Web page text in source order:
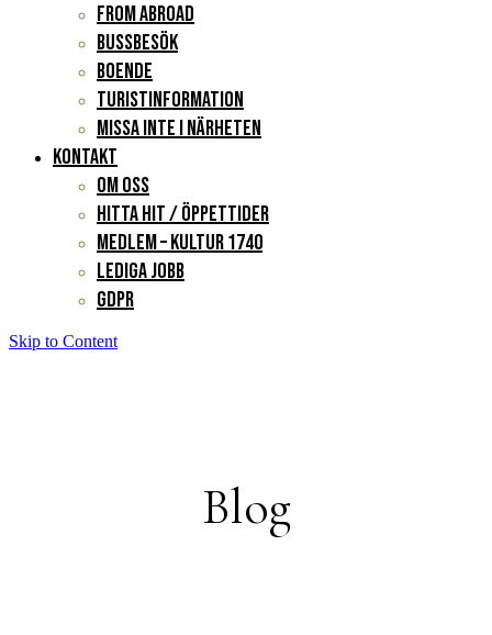
FROM ABROAD
Bussbesök
Boende
Turistinformation
Missa inte i närheten
KONTAKT
Om oss
Hitta hit / Öppettider
Medlem – Kultur 1740
Lediga jobb
GDPR
Skip to Content
Blog